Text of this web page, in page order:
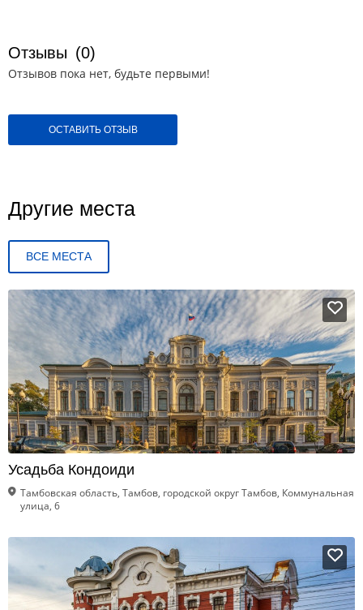
Отзывы (0)
Отзывов пока нет, будьте первыми!
ОСТАВИТЬ ОТЗЫВ
Другие места
ВСЕ МЕСТА
Усадьба Кондоиди
Тамбовская область, Тамбов, городской округ Тамбов, Коммунальная
улица, 6